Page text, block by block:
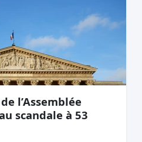
l’Assemblée
scandale à 53